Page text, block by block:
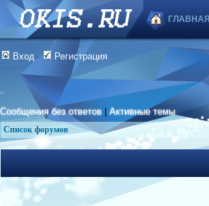
ГЛАВНАЯ
Вход Регистрация
Сообщения без ответов |Активные темы
Список форумов